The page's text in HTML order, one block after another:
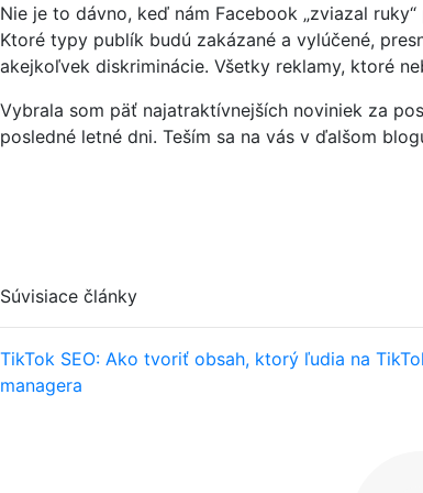
Nie je to dávno, keď nám Facebook „zviazal
Ktoré typy publík budú zakázané a vylúčené,
akejkoľvek diskriminácie. Všetky reklamy, ktoré
Vybrala som päť najatraktívnejších noviniek za
posledné letné dni. Teším sa na vás v ďalšom
Súvisiace články
TikTok SEO: Ako tvoriť obsah, ktorý ľudia na
managera